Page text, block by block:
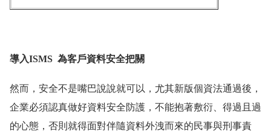
導入ISMS 為客戶資料安全把關
然而，安全不是嘴巴說說就可以，尤其新版個資法通過後，
企業必須認真做好資料安全防護，不能抱著敷衍、得過且過
的心態，否則就得面對伴隨資料外洩而來的民事與刑事責